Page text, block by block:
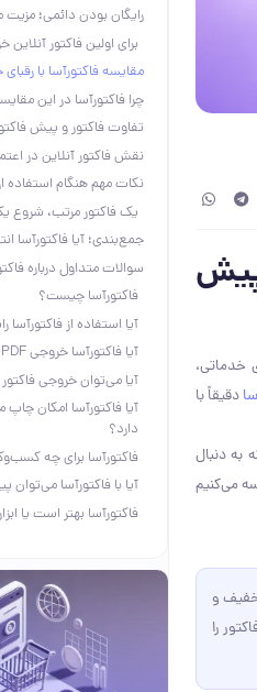
پیش
خدماتی،
دقیقاً با
به دنبال
می‌کنیم
و
را
رایگان بودن دائمی؛ مزیت
برای اولین فاکتور آنلاین
مقایسه فاکتورآسا با
چرا فاکتورآسا در این
تفاوت فاکتور و پیش
نقش فاکتور آنلاین در
نکات مهم هنگام استفاده
یک فاکتور مرتب، شروع
جمع‌بندی؛ آیا فاکتورآسا
سوالات متداول درباره
فاکتورآسا چیست؟
آیا استفاده از
آیا فاکتورآسا خروجی PDF دارد؟
آیا می‌توان خروجی فاکتور
دارد؟
فاکتورآسا برای چه
آیا با فاکتورآسا
فاکتورآسا بهتر است یا